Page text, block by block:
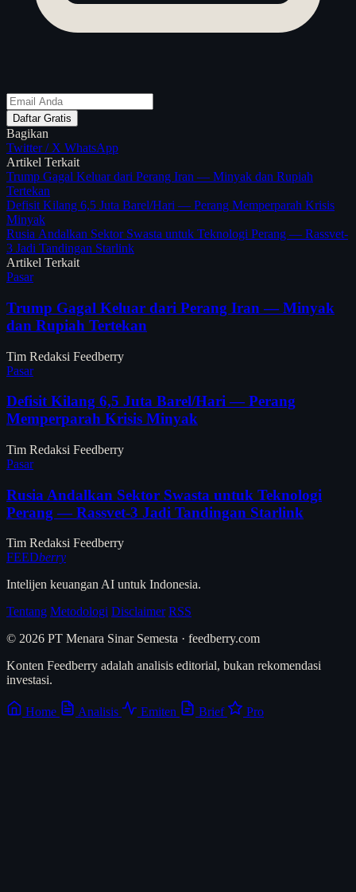
Daftar Gratis
Bagikan
Twitter / X WhatsApp
Artikel Terkait
Trump Gagal Keluar dari Perang Iran — Minyak dan Rupiah
Tertekan
Defisit Kilang 6,5 Juta Barel/Hari — Perang Memperparah Krisis
Minyak
Rusia Andalkan Sektor Swasta untuk Teknologi Perang — Rassvet-
3 Jadi Tandingan Starlink
Artikel Terkait
Pasar
Trump Gagal Keluar dari Perang Iran — Minyak
dan Rupiah Tertekan
Tim Redaksi Feedberry
Pasar
Defisit Kilang 6,5 Juta Barel/Hari — Perang
Memperparah Krisis Minyak
Tim Redaksi Feedberry
Pasar
Rusia Andalkan Sektor Swasta untuk Teknologi
Perang — Rassvet-3 Jadi Tandingan Starlink
Tim Redaksi Feedberry
FEEDberry
Intelijen keuangan AI untuk Indonesia.
Tentang Metodologi Disclaimer RSS
© 2026 PT Menara Sinar Semesta · feedberry.com
Konten Feedberry adalah analisis editorial, bukan rekomendasi
investasi.
Home Analisis Emiten Brief Pro